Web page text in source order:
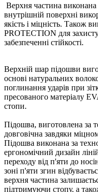
Верхня частина виконана
внутрішній поверхні
якість і міцність. Також
PROTECTION для
забезпеченні стійкості.
Верхній шар підошви
основі натуральних
поглинання ударів при
пресованого матеріалу
стопи.
Підошва, виготовлена
довговічна завдяки
Підошва виконана за
ергономічний дизайн
переходу від п'яти до
зоні п'яти згин
верхня частина
підтримуючи стопу, а